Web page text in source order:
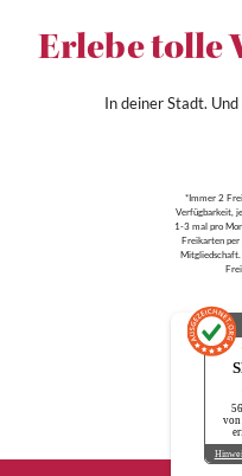
Erlebe tolle
In deiner Stadt.
*Immer 2
Verfügbarkeit,
1-3 mal pro
Freikarten per
von